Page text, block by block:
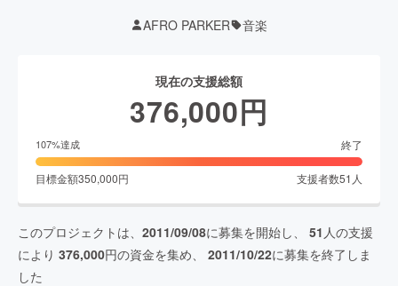
AFRO PARKER 音楽
現在の支援総額
376,000円
107%達成 終了
目標金額350,000円 支援者数51 人
このプロジェクトは、 2011/09/08に募集を開始し、 51 人の支援
により 376,000円の資金を集め、 2011/10/22に募集を終了しま
した